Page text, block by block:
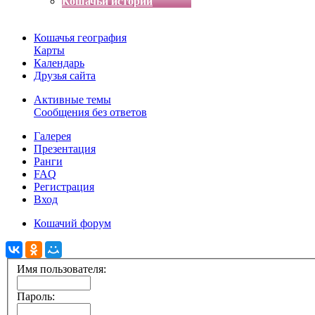
Кошачья география
Карты
Календарь
Друзья сайта
Активные темы
Сообщения без ответов
Галерея
Презентация
Ранги
FAQ
Регистрация
Вход
Кошачий форум
Имя пользователя:
Пароль: